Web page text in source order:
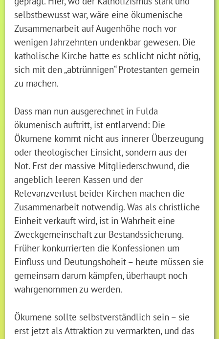
selbstbewusst war, wäre eine ökumenische
Zusammenarbeit auf Augenhöhe noch vor
wenigen Jahrzehnten undenkbar gewesen. Die
katholische Kirche hatte es schlicht nicht nötig,
sich mit den „abtrünnigen“ Protestanten gemein
zu machen.
Dass man nun ausgerechnet in Fulda
ökumenisch auftritt, ist entlarvend: Die
Ökumene kommt nicht aus innerer Überzeugung
oder theologischer Einsicht, sondern aus der
Not. Erst der massive Mitgliederschwund, die
angeblich leeren Kassen und der
Relevanzverlust beider Kirchen machen die
Zusammenarbeit notwendig. Was als christliche
Einheit verkauft wird, ist in Wahrheit eine
Zweckgemeinschaft zur Bestandssicherung.
Früher konkurrierten die Konfessionen um
Einfluss und Deutungshoheit – heute müssen sie
gemeinsam darum kämpfen, überhaupt noch
wahrgenommen zu werden.
Ökumene sollte selbstverständlich sein – sie
erst jetzt als Attraktion zu vermarkten, und das